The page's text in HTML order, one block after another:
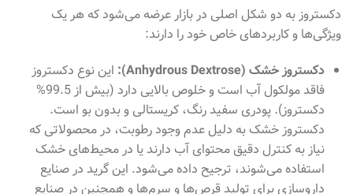
دکستروز به دو شکل اصلی در بازار عرضه می‌شود که هر یک
ویژگی‌ها و کاربردهای خاص خود را دارند:
دکستروز خشک (Anhydrous Dextrose):
این نوع دکستروز
فاقد مولکول آب است و خلوص بالایی دارد (بیش از 99.5%
دکستروز). پودری سفید رنگ، کریستالی و بدون بو است.
دکستروز خشک به دلیل عدم وجود رطوبت، در محصولاتی که
نیاز به کنترل دقیق محتوای آب دارند یا در محیط‌های خشک
استفاده می‌شوند، ترجیح داده می‌شود. این گرید در صنایع
داروسازی برای تولید قرص‌ها و سرم‌ها و همچنین در صنایع